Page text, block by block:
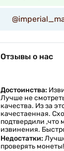
Отзывы о нас
Достоинства:
Лучше не
качества. Из за
качестаенная.
подтвердили
извинения.
Недостатки:
проверять монеты!